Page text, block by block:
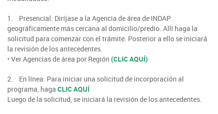
1. Presencial: Diríjase a la Agencia de área de INDAP
geográficamente más cercana al domicilio/predio. Allí haga la
solicitud para comenzar con el trámite. Posterior a ello se iniciará
la revisión de los antecedentes.
• Ver Agencias de área por Región (CLIC AQUÍ)
2. En línea: Para iniciar una solicitud de incorporación al
programa, haga CLIC AQUÍ
Luego de la solicitud, se iniciará la revisión de los antecedentes.